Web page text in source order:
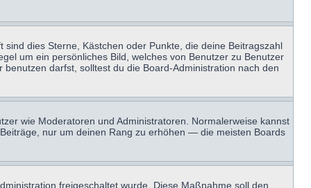
dies Sterne, Kästchen oder Punkte, die deine Beitragszahl
um ein persönliches Bild, welches von Benutzer zu Benutzer
darfst, solltest du die Board-Administration nach den
wie Moderatoren und Administratoren. Normalerweise kannst
nur um deinen Rang zu erhöhen — die meisten Boards
freigeschaltet wurde. Diese Maßnahme soll den